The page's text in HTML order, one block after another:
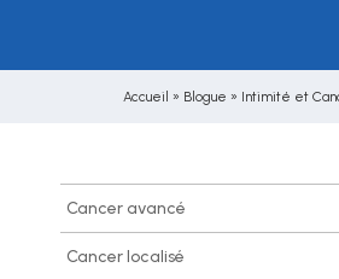
Accueil » Blogue » Intimité et
cancer avancé
cancer localisé